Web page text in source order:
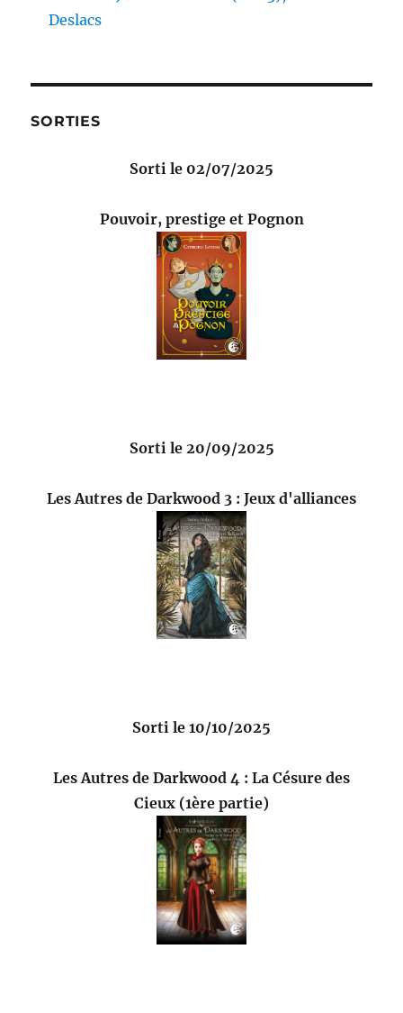
Deslacs
SORTIES
Sorti le 02/07/2025
Pouvoir, prestige et Pognon
Sorti le 20/09/2025
Les Autres de Darkwood 3 : Jeux d'alliances
Sorti le 10/10/2025
Les Autres de Darkwood 4 : La Césure des
Cieux (1ère partie)